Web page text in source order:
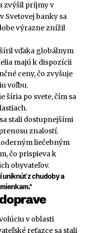
zvýšil príjmy v
Svetovej banky sa
výrazne znížil
vďaka globálnym
majú k dispozícii
ceny, čo zvyšuje
voľbu.
šíria po svete, čím sa
stali dostupnejšími
znalostí.
liečebným
čo prispieva k
obyvateľov.
uniknúť z chudoby a
v oblasti
reťazce sa stali